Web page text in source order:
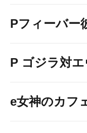
Pフィーバー
P ゴジラ対
e女神のカフ